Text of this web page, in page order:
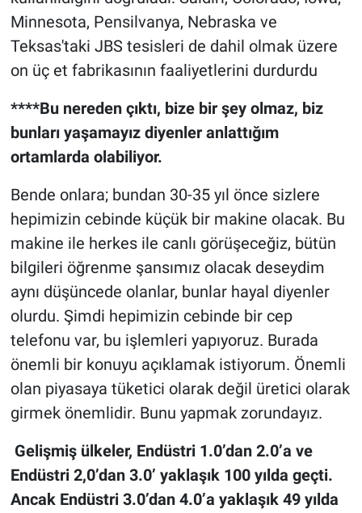
Minnesota, Pensilvanya, Nebraska ve
Teksas'taki JBS tesisleri de dahil olmak üzere
on üç et fabrikasının faaliyetlerini durdurdu
****Bu nereden çıktı, bize bir şey olmaz, biz
bunları yaşamayız diyenler anlattığım
ortamlarda olabiliyor.
Bende onlara; bundan 30-35 yıl önce sizlere
hepimizin cebinde küçük bir makine olacak. Bu
makine ile herkes ile canlı görüşeceğiz, bütün
bilgileri öğrenme şansımız olacak deseydim
aynı düşüncede olanlar, bunlar hayal diyenler
olurdu. Şimdi hepimizin cebinde bir cep
telefonu var, bu işlemleri yapıyoruz. Burada
önemli bir konuyu açıklamak istiyorum. Önemli
olan piyasaya tüketici olarak değil üretici olarak
girmek önemlidir. Bunu yapmak zorundayız.
Gelişmiş ülkeler, Endüstri 1.0’dan 2.0’a ve
Endüstri 2,0’dan 3.0’ yaklaşık 100 yılda geçti.
Ancak Endüstri 3.0’dan 4.0’a yaklaşık 49 yılda